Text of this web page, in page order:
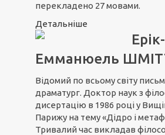
перекладено 27 мовами.
Детальніше
Ерік-
Емманюель
Відомий по всьому світу
драматург. Доктор наук з
дисертацію в 1986 році у
Парижу на тему «Дідро і
Тривалий час викладав